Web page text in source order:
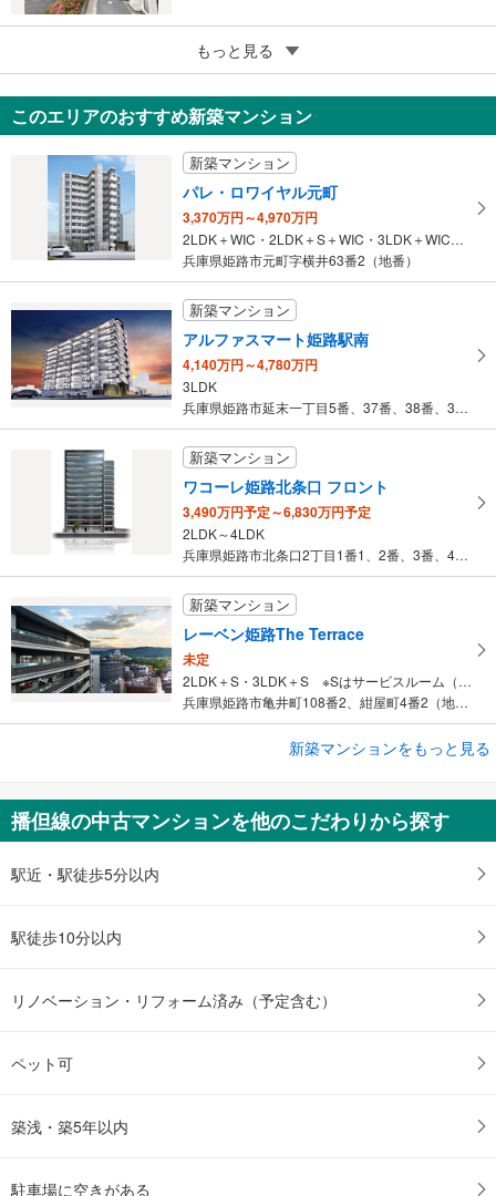
ワコーレヒルズ塩屋
880万円
3DK
兵庫県神戸市垂水区東垂水1丁目
もっと見る
このエリアのおすすめ新築マンション
新築マンション
パレ・ロワイヤル元町
3,370万円～4,970万円
2LDK＋WIC・2LDK＋S＋WIC・3LDK＋WIC ※Sはサービスルーム（納戸）です。
兵庫県姫路市元町字横井63番2（地番）
新築マンション
アルファスマート姫路駅南
4,140万円～4,780万円
3LDK
兵庫県姫路市延末一丁目5番、37番、38番、39番（地番）
新築マンション
ワコーレ姫路北条口 フロント
3,490万円予定～6,830万円予定
2LDK～4LDK
兵庫県姫路市北条口2丁目1番1、2番、3番、4番、13番1（地番…
新築マンション
レーベン姫路The Terrace
未定
2LDK＋S・3LDK＋S ※Sはサービスルーム（納戸）です。
兵庫県姫路市亀井町108番2、紺屋町4番2（地番）
新築マンション
3,998万円～4,599万円
2LDK～3LDK
新築マンションをもっと見る
播但線の中古マンションを他のこだわりから探す
駅近・駅徒歩5分以内
駅徒歩10分以内
リノベーション・リフォーム済み（予定含む）
ペット可
築浅・築5年以内
駐車場に空きがある